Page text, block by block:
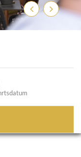
ZurückWeiter